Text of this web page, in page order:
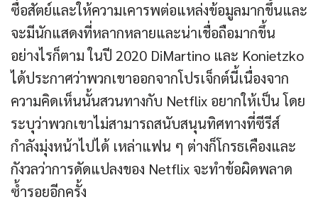
ซื่อสัตย์และให้ความเคารพต่อแหล่งข้อมูลมากขึ้นและ
จะมีนักแสดงที่หลากหลายและน่าเชื่อถือมากขึ้น
อย่างไรก็ตาม ในปี 2020 DiMartino และ Konietzko
ได้ประกาศว่าพวกเขาออกจากโปรเจ็กต์นี้เนื่องจาก
ความคิดเห็นนั้นสวนทางกับ Netflix อยากให้เป็น โดย
ระบุว่าพวกเขาไม่สามารถสนับสนุนทิศทางที่ซีรีส์
กำลังมุ่งหน้าไปได้ เหล่าแฟน ๆ ต่างก็โกรธเคืองและ
กังวลว่าการดัดแปลงของ Netflix จะทำข้อผิดพลาด
ซ้ำรอยอีกครั้ง